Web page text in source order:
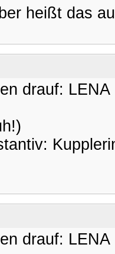
heißt das
drauf: LENA
drauf: LENA